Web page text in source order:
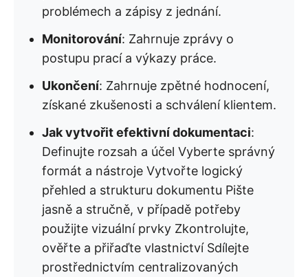
problémech a zápisy z jednání.
Monitorování: Zahrnuje zprávy o
postupu prací a výkazy práce.
Ukončení: Zahrnuje zpětné hodnocení,
získané zkušenosti a schválení klientem.
Jak vytvořit efektivní dokumentaci:
Definujte rozsah a účel Vyberte správný
formát a nástroje Vytvořte logický
přehled a strukturu dokumentu Pište
jasně a stručně, v případě potřeby
použijte vizuální prvky Zkontrolujte,
ověřte a přiřaďte vlastnictví Sdílejte
prostřednictvím centralizovaných